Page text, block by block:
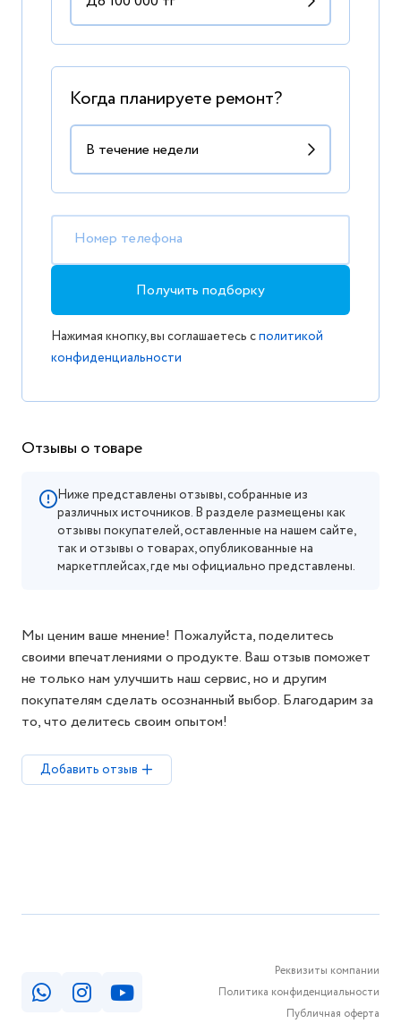
Когда планируете ремонт?
Номер телефона
Получить подборку
Нажимая кнопку, вы соглашаетесь сполитикой
конфиденциальности
Отзывы о товаре
Ниже представлены отзывы, собранные из
различных источников. В разделе размещены как
отзывы покупателей, оставленные на нашем сайте,
так и отзывы о товарах, опубликованные на
маркетплейсах, где мы официально представлены.
Мы ценим ваше мнение! Пожалуйста, поделитесь
своими впечатлениями о продукте. Ваш отзыв поможет
не только нам улучшить наш сервис, но и другим
покупателям сделать осознанный выбор. Благодарим за
то, что делитесь своим опытом!
Добавить отзыв
Реквизиты компании
Политика конфиденциальности
Публичная оферта